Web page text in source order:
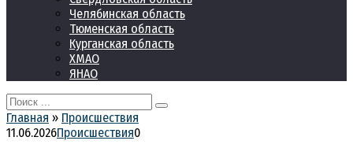
Челябинская область
Тюменская область
Курганская область
ХМАО
ЯНАО
Search
for:
Главная » Происшествия
11.06.2026Происшествия0